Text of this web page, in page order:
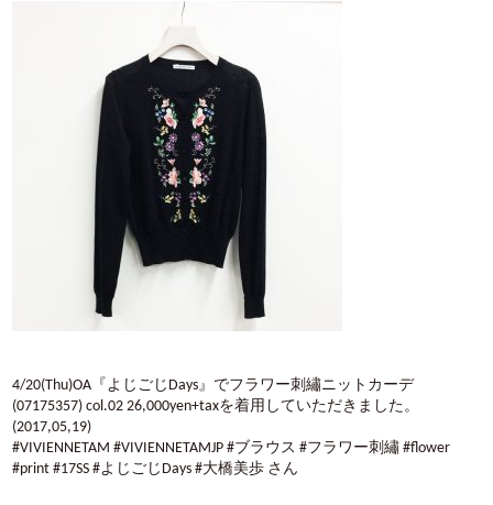
4/20(Thu)OA『よじごじDays』でフラワー刺繡ニットカーデ
(07175357) col.02 26,000yen+taxを着用していただきました。
(2017,05,19)
#VIVIENNETAM #VIVIENNETAMJP #ブラウス #フラワー刺繡 #flower
#print #17SS #よじごじDays #大橋美歩 さん